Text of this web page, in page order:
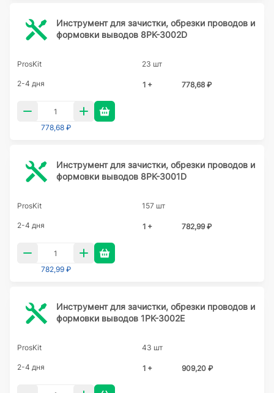
Инструмент для зачистки, обрезки проводов и
формовки выводов 8PK-3002D
ProsKit 23 шт
2-4 дня 1 + 778,68 ₽
778,68 ₽
Инструмент для зачистки, обрезки проводов и
формовки выводов 8PK-3001D
ProsKit 157 шт
2-4 дня 1 + 782,99 ₽
782,99 ₽
Инструмент для зачистки, обрезки проводов и
формовки выводов 1PK-3002E
ProsKit 43 шт
2-4 дня 1 + 909,20 ₽